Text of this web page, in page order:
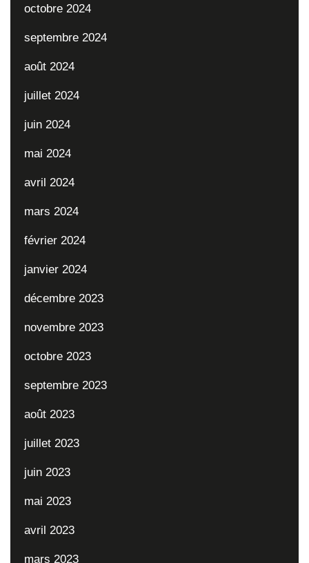
octobre 2024
septembre 2024
août 2024
juillet 2024
juin 2024
mai 2024
avril 2024
mars 2024
février 2024
janvier 2024
décembre 2023
novembre 2023
octobre 2023
septembre 2023
août 2023
juillet 2023
juin 2023
mai 2023
avril 2023
mars 2023